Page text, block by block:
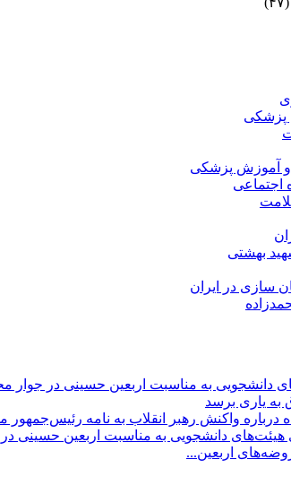
پزشکی
و آموزش پزشکی
اجتماعی
بهشتی
سازی در ایران
دانشجویی به مناسبت اربعین حسینی در جوار
یاری برسد
واکنش رهبر انقلاب به نامه رئیس‌جمهور
دانشجویی به مناسبت اربعین حسینی
اربعین...